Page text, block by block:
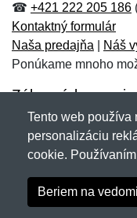
☎ +421 222 205 186
Kontaktný formulár
Naša predajňa
Náš
Ponúkame mnoho
Zákaznícky servis
Novinky emailom
Copyright © 2007-
NetIQ. Všetky práva
Tento web používa
personalizáciu
cookie.
Beriem na